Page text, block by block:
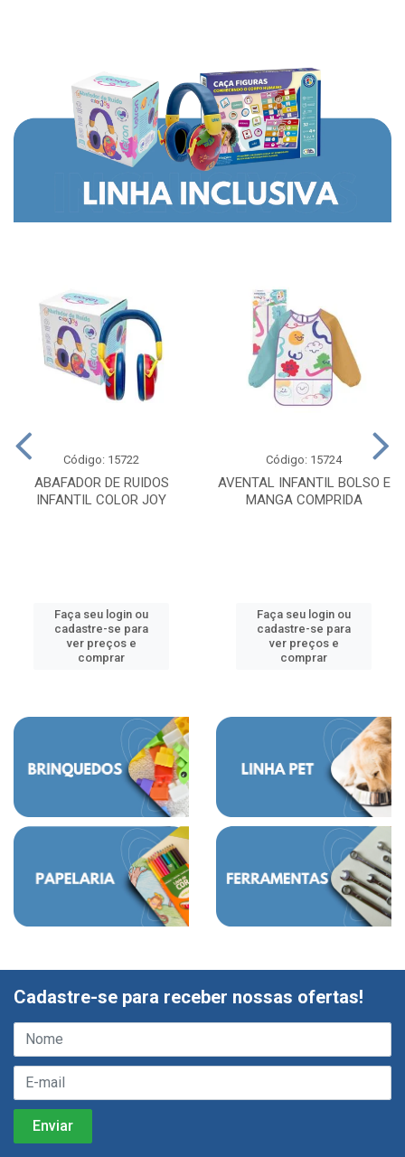
ABAFADOR DE RUIDOS
INFANTIL COLOR JOY
Código: 15722
Faça seu login ou
cadastre-se para
ver preços e
comprar
AVENTAL INFANTIL BOLSO E
MANGA COMPRIDA
Código: 15724
Faça seu login ou
cadastre-se para
ver preços e
comprar
Cadastre-se para receber nossas ofertas!